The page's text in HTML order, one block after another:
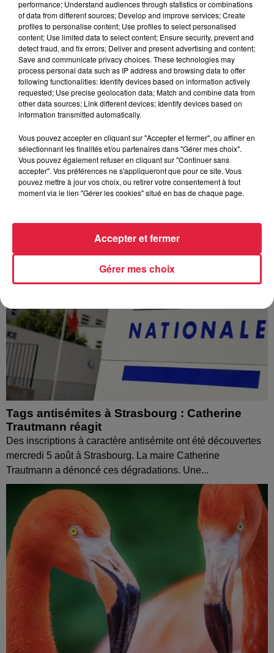
À Hoerdt, de l’eau brune sort des robinets
Depuis plusieurs jours, des habitants de Hoerdt ont vu de
l’eau brune s’écouler de leurs robinets. Face aux
nombreuses interrogations, la municipalité a pris...
Tags antisémites à Strasbourg : Catherine
Trautmann réagit
Des inscriptions à caractère antisémite ont été découvertes
mercredi 5 août à Strasbourg. La maire Catherine
Trautmann a dénoncé ces dégradations. Une...
performance; Understand audiences through statistics or combinations
of data from different sources; Develop and improve services; Create
profiles to personalise content; Use profiles to select personalised
content; Use limited data to select content; Ensure security, prevent and
detect fraud, and fix errors; Deliver and present advertising and content;
Save and communicate privacy choices. These technologies may
process personal data such as IP address and browsing data to offer
following functionalities: Identify devices based on information actively
requested; Use precise geolocation data; Match and combine data from
other data sources; Link different devices; Identify devices based on
information transmitted automatically.
Vous pouvez accepter en cliquant sur "Accepter et fermer", ou affiner en
sélectionnant les finalités et/ou partenaires dans "Gérer mes choix".
Vous pouvez également refuser en cliquant sur "Continuer sans
accepter". Vos préférences ne s'appliqueront que pour ce site. Vous
pouvez mettre à jour vos choix, ou retirer votre consentement à tout
moment via le lien "Gérer les cookies" situé en bas de chaque page.
Gérer mes choix
Accepter et fermer